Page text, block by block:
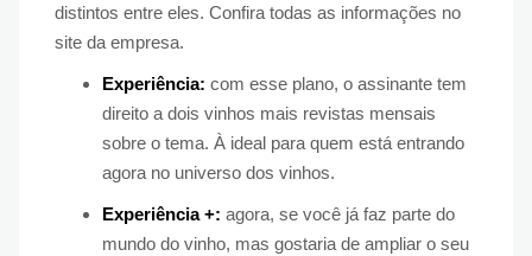
distintos entre eles. Confira todas as informações no
site da empresa.
Experiência: com esse plano, o assinante tem
direito a dois vinhos mais revistas mensais
sobre o tema. À ideal para quem está entrando
agora no universo dos vinhos.
Experiência +: agora, se você já faz parte do
mundo do vinho, mas gostaria de ampliar o seu